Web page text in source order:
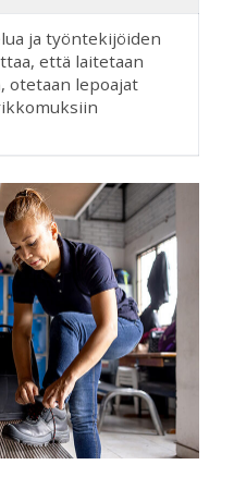
ja työntekijöiden
että laitetaan
otetaan lepoajat